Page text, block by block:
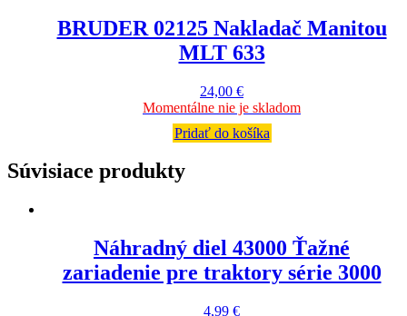
BRUDER 02125 Nakladač Manitou
MLT 633
24,00 €
Momentálne nie je skladom
Pridať do košíka
Súvisiace produkty
Náhradný diel 43000 Ťažné
zariadenie pre traktory série 3000
4,99 €